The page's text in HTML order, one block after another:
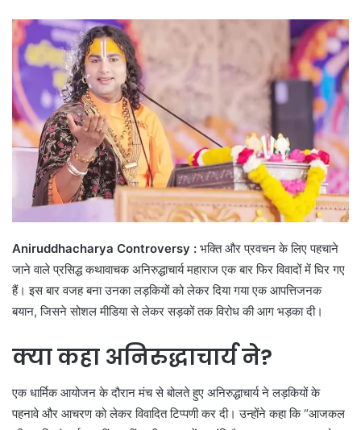
Aniruddhacharya Controversy : भक्ति और प्रवचन के लिए पहचाने
जाने वाले प्रसिद्ध कथावाचक अनिरुद्धाचार्य महाराज एक बार फिर विवादों में घिर गए
हैं। इस बार वजह बना उनका लड़कियों को लेकर दिया गया एक आपत्तिजनक
बयान, जिसने सोशल मीडिया से लेकर सड़कों तक विरोध की आग भड़का दी।
क्या कहा अनिरुद्धाचार्य ने?
एक धार्मिक आयोजन के दौरान मंच से बोलते हुए अनिरुद्धाचार्य ने लड़कियों के
पहनावे और आचरण को लेकर विवादित टिप्पणी कर दी। उन्होंने कहा कि “आजकल